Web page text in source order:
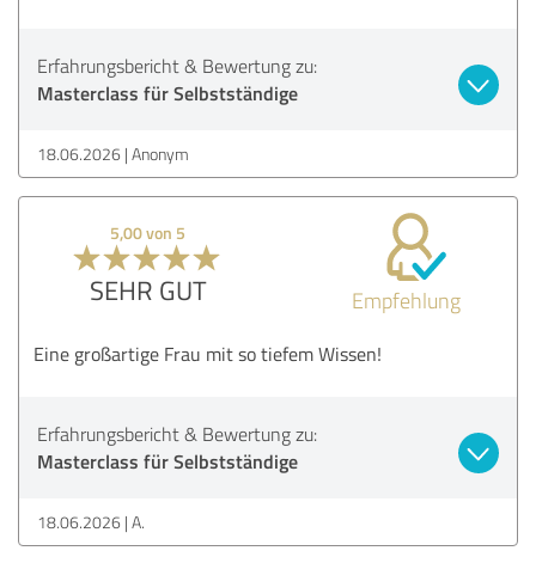
Erfahrungsbericht & Bewertung zu:
Masterclass für Selbstständige
18.06.2026 Anonym
5,00 von 5
SEHR GUT Empfehlung
Eine großartige Frau mit so tiefem Wissen!
Erfahrungsbericht & Bewertung zu:
Masterclass für Selbstständige
18.06.2026 A.